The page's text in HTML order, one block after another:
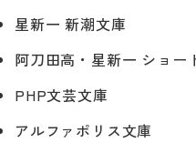
星新一 新潮文庫
阿刀田高・星新一 ショー
PHP文芸文庫
アルファポリス文庫